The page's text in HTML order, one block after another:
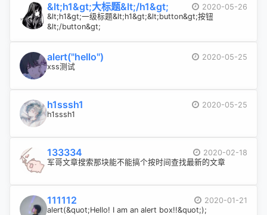
&lt;h1&gt;大标题&lt;/h1&gt;
2020-05-26
&lt;h1&gt;一级标题&lt;h1&gt;&lt;button&gt;按钮
&lt;/button&gt;
alert("hello")
2020-05-25
xss测试
h1sssh1
2020-05-25
h1sssh1
133334
2020-02-18
军哥文章搜索那块能不能搞个按时间查找最新的文章
111112
2020-01-21
alert(&quot;Hello! I am an alert box!!&quot;);